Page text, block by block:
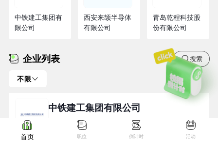
中铁建工集团有
限公司
西安来颉半导体
有限公司
青岛乾程科技股
份有限公司
企业列表 搜索
不限
中铁建工集团有限公司
211个职位
首页
职位 倒计时 活动